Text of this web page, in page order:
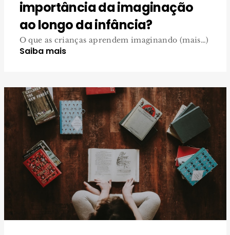
importância da imaginação
ao longo da infância?
O que as crianças aprendem imaginando (mais…)
Saiba mais